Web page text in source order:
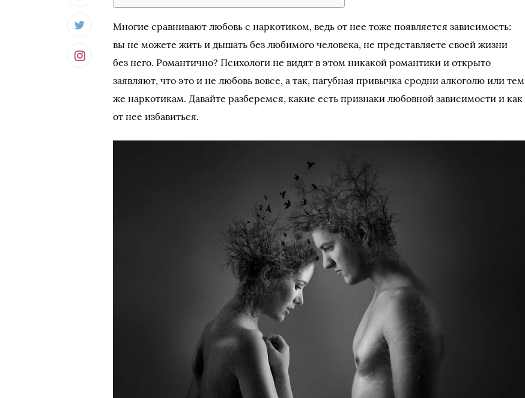
Многие сравнивают любовь с наркотиком, ведь от нее тоже появляется зависимость:
вы не можете жить и дышать без любимого человека, не представляете своей жизни
без него. Романтично? Психологи не видят в этом никакой романтики и открыто
заявляют, что это и не любовь вовсе, а так, пагубная привычка сродни алкоголю или тем
же наркотикам. Давайте разберемся, какие есть признаки любовной зависимости и как
от нее избавиться.